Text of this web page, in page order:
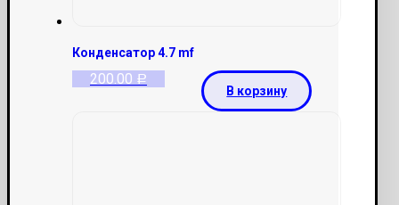
Конденсатор 4.7 mf
200.00 Р
В корзину